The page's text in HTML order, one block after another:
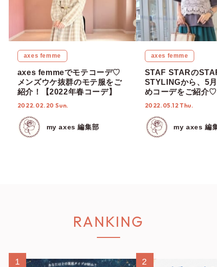
axes femme
axes femmeでモテコーデ♡
メンズウケ抜群のモテ服をご
紹介！【2022年春コーデ】
2022.02.20 Sun.
my axes 編集部
axes femme
STAF STARの
STYLINGから、5
めコーデをご紹介♡
2022.05.12 Thu.
my axes 編
RANKING
1 2